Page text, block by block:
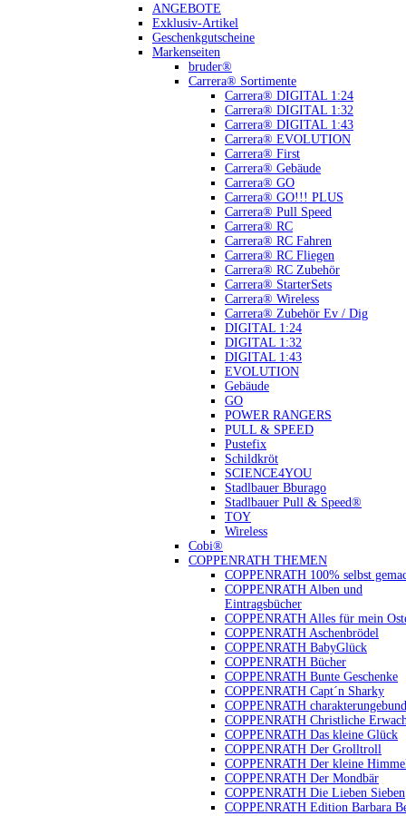
ANGEBOTE
Exklusiv-Artikel
Geschenkgutscheine
Markenseiten
bruder®
Carrera® Sortimente
Carrera® DIGITAL 1:24
Carrera® DIGITAL 1:32
Carrera® DIGITAL 1:43
Carrera® EVOLUTION
Carrera® First
Carrera® Gebäude
Carrera® GO
Carrera® GO!!! PLUS
Carrera® Pull Speed
Carrera® RC
Carrera® RC Fahren
Carrera® RC Fliegen
Carrera® RC Zubehör
Carrera® StarterSets
Carrera® Wireless
Carrera® Zubehör Ev / Dig
DIGITAL 1:24
DIGITAL 1:32
DIGITAL 1:43
EVOLUTION
Gebäude
GO
POWER RANGERS
PULL & SPEED
Pustefix
Schildkröt
SCIENCE4YOU
Stadlbauer Bburago
Stadlbauer Pull & Speed®
TOY
Wireless
Cobi®
COPPENRATH THEMEN
COPPENRATH 100% selbst
COPPENRATH Alben und
Eintragsbücher
COPPENRATH Alles für mein
COPPENRATH Aschenbrödel
COPPENRATH BabyGlück
COPPENRATH Bücher
COPPENRATH Bunte Geschenke
COPPENRATH Capt´n Sharky
COPPENRATH
COPPENRATH Christliche
COPPENRATH Das kleine Glück
COPPENRATH Der Grolltroll
COPPENRATH Der kleine
COPPENRATH Der Mondbär
COPPENRATH Die Lieben Sieben
COPPENRATH Edition Barbara